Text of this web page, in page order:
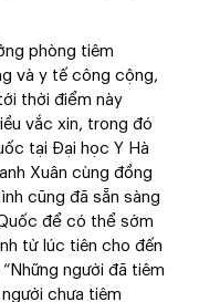
phòng tiêm
và y tế công cộng,
thời điểm này
vắc xin, trong đó
tại Đại học Y Hà
Xuân cùng đồng
cũng đã sẵn sàng
để có thể sớm
từ lúc tiên cho đến
người đã tiêm
chưa tiêm